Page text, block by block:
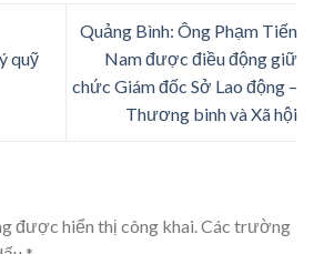
quỹ
Quảng Bình: Ông Phạm Tiến
Nam được điều động giữ
chức Giám đốc Sở Lao động –
Thương binh và Xã hội
được hiển thị công khai. Các trường